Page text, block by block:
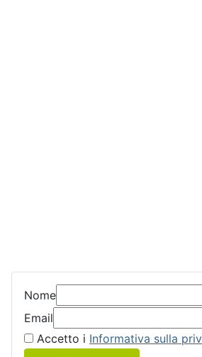
Nome
Email
Accetto i Informativa sulla